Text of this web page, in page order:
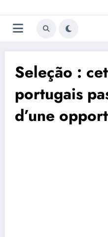
au
contenu
Seleção :
portugais
d’une